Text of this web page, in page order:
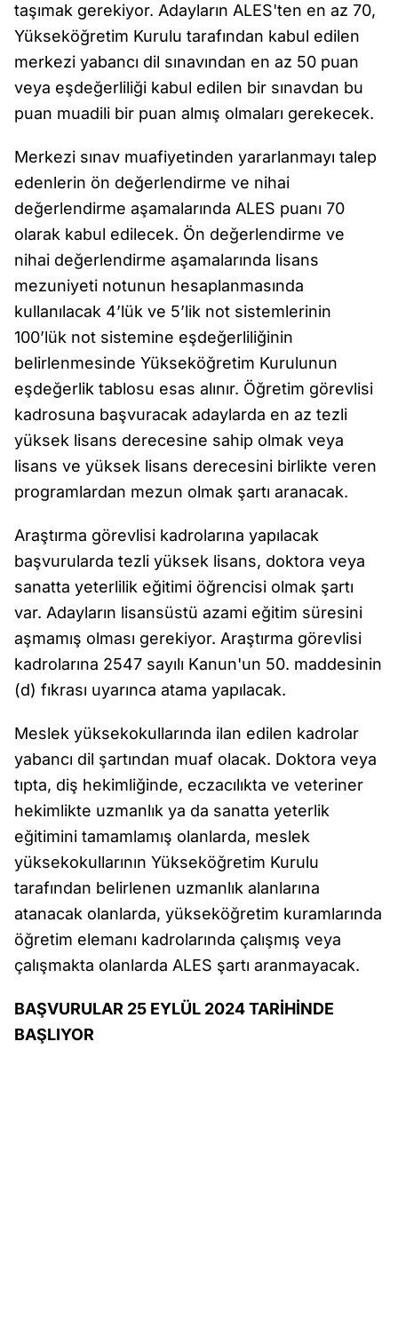
taşımak gerekiyor. Adayların ALES'ten en az 70,
Yükseköğretim Kurulu tarafından kabul edilen
merkezi yabancı dil sınavından en az 50 puan
veya eşdeğerliliği kabul edilen bir sınavdan bu
puan muadili bir puan almış olmaları gerekecek.
Merkezi sınav muafiyetinden yararlanmayı talep
edenlerin ön değerlendirme ve nihai
değerlendirme aşamalarında ALES puanı 70
olarak kabul edilecek. Ön değerlendirme ve
nihai değerlendirme aşamalarında lisans
mezuniyeti notunun hesaplanmasında
kullanılacak 4’lük ve 5’lik not sistemlerinin
100’lük not sistemine eşdeğerliliğinin
belirlenmesinde Yükseköğretim Kurulunun
eşdeğerlik tablosu esas alınır. Öğretim görevlisi
kadrosuna başvuracak adaylarda en az tezli
yüksek lisans derecesine sahip olmak veya
lisans ve yüksek lisans derecesini birlikte veren
programlardan mezun olmak şartı aranacak.
Araştırma görevlisi kadrolarına yapılacak
başvurularda tezli yüksek lisans, doktora veya
sanatta yeterlilik eğitimi öğrencisi olmak şartı
var. Adayların lisansüstü azami eğitim süresini
aşmamış olması gerekiyor. Araştırma görevlisi
kadrolarına 2547 sayılı Kanun'un 50. maddesinin
(d) fıkrası uyarınca atama yapılacak.
Meslek yüksekokullarında ilan edilen kadrolar
yabancı dil şartından muaf olacak. Doktora veya
tıpta, diş hekimliğinde, eczacılıkta ve veteriner
hekimlikte uzmanlık ya da sanatta yeterlik
eğitimini tamamlamış olanlarda, meslek
yüksekokullarının Yükseköğretim Kurulu
tarafından belirlenen uzmanlık alanlarına
atanacak olanlarda, yükseköğretim kuramlarında
öğretim elemanı kadrolarında çalışmış veya
çalışmakta olanlarda ALES şartı aranmayacak.
BAŞVURULAR 25 EYLÜL 2024 TARİHİNDE
BAŞLIYOR